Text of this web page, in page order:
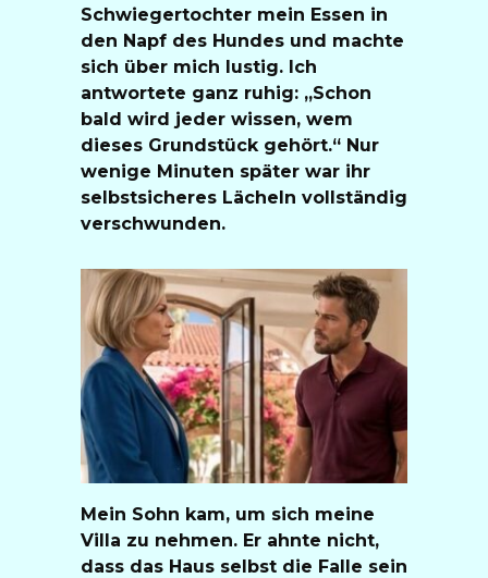
Schwiegertochter mein Essen in
den Napf des Hundes und machte
sich über mich lustig. Ich
antwortete ganz ruhig: „Schon
bald wird jeder wissen, wem
dieses Grundstück gehört.“ Nur
wenige Minuten später war ihr
selbstsicheres Lächeln vollständig
verschwunden.
Mein Sohn kam, um sich meine
Villa zu nehmen. Er ahnte nicht,
dass das Haus selbst die Falle sein